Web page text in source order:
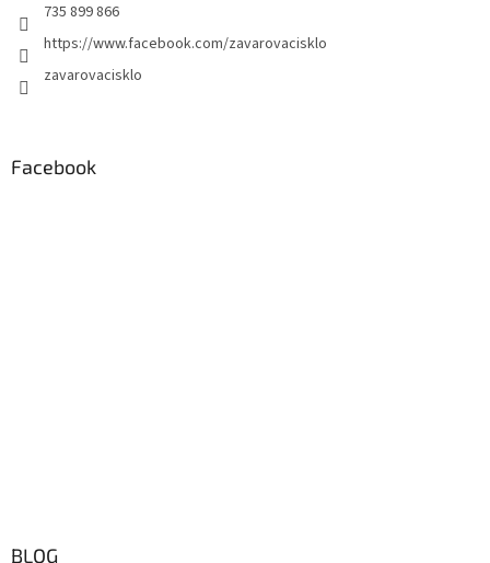
735 899 866
https://www.facebook.com/zavarovacisklo
zavarovacisklo
Facebook
BLOG